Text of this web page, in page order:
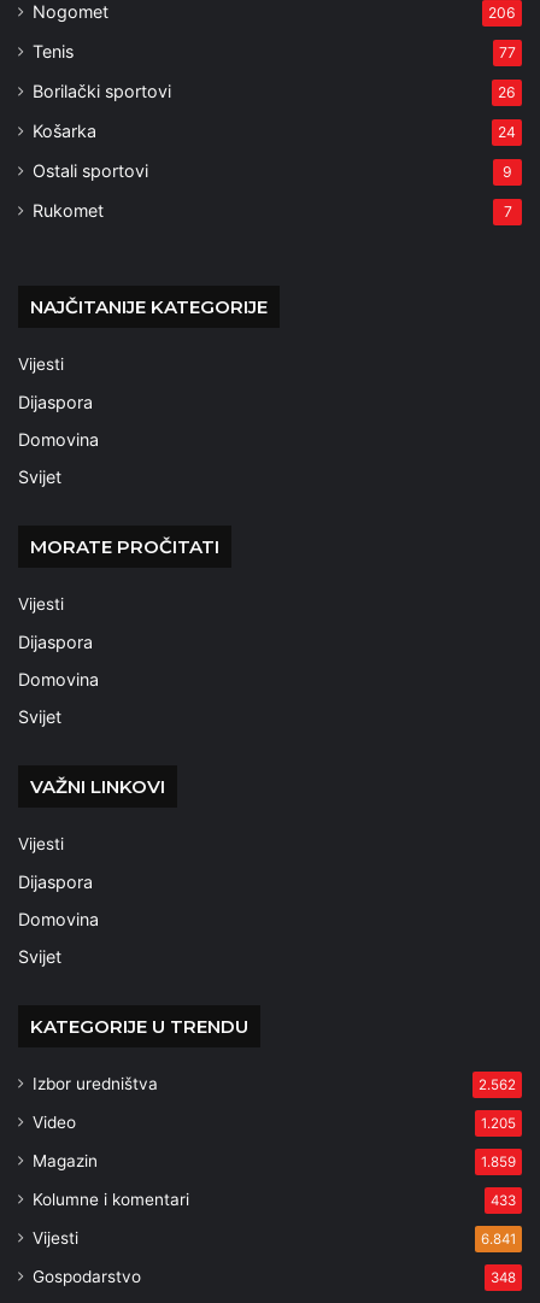
Nogomet 206
Tenis 77
Borilački sportovi 26
Košarka 24
Ostali sportovi 9
Rukomet 7
NAJČITANIJE KATEGORIJE
Vijesti
Dijaspora
Domovina
Svijet
MORATE PROČITATI
Vijesti
Dijaspora
Domovina
Svijet
VAŽNI LINKOVI
Vijesti
Dijaspora
Domovina
Svijet
KATEGORIJE U TRENDU
Izbor uredništva 2.562
Video 1.205
Magazin 1.859
Kolumne i komentari 433
Vijesti 6.841
Gospodarstvo 348